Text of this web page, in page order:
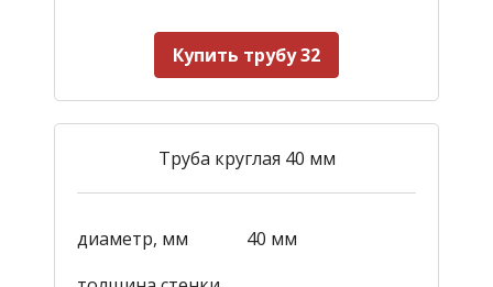
Купить трубу 32
Труба круглая 40 мм
диаметр, мм
40 мм